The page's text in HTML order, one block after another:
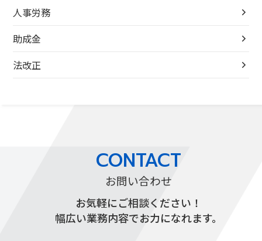
人事労務
助成金
法改正
CONTACT
お問い合わせ
お気軽にご相談ください！
幅広い業務内容でお力になれます。